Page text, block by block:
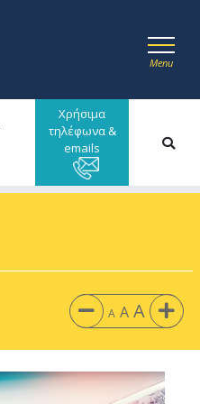
Menu
Χρήσιμα
τηλέφωνα &
emails
A A A